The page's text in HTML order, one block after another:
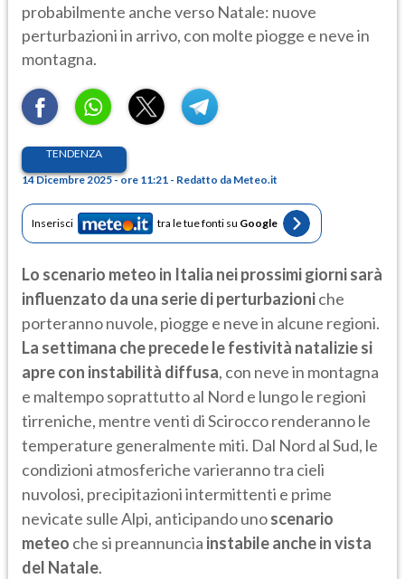
probabilmente anche verso Natale: nuove
perturbazioni in arrivo, con molte piogge e neve in
montagna.
TENDENZA
14 Dicembre 2025 - ore 11:21 - Redatto da Meteo.it
Inserisci tra le tue fonti su Google
Lo scenario meteo in Italia nei prossimi giorni sarà
influenzato da una serie di perturbazioniche
porteranno nuvole, piogge e neve in alcune regioni.
La settimana che precede le festività natalizie si
apre con instabilità diffusa, con neve in montagna
e maltempo soprattutto al Nord e lungo le regioni
tirreniche, mentre venti di Scirocco renderanno le
temperature generalmente miti. Dal Nord al Sud, le
condizioni atmosferiche varieranno tra cieli
nuvolosi, precipitazioni intermittenti e prime
nevicate sulle Alpi, anticipando unoscenario
meteo che si preannuncia instabile anche in vista
del Natale.